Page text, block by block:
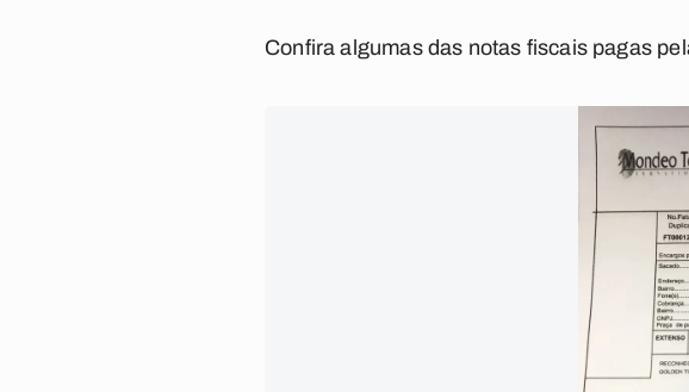
Confira algumas das notas fiscais pagas